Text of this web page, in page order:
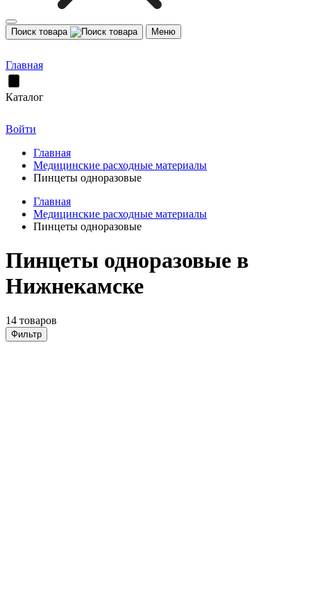
Поиск товара Меню
Главная
Каталог
Войти
Главная
Медицинские расходные материалы
Пинцеты одноразовые
Главная
Медицинские расходные материалы
Пинцеты одноразовые
Пинцеты одноразовые в
Нижнекамске
14 товаров
Фильтр